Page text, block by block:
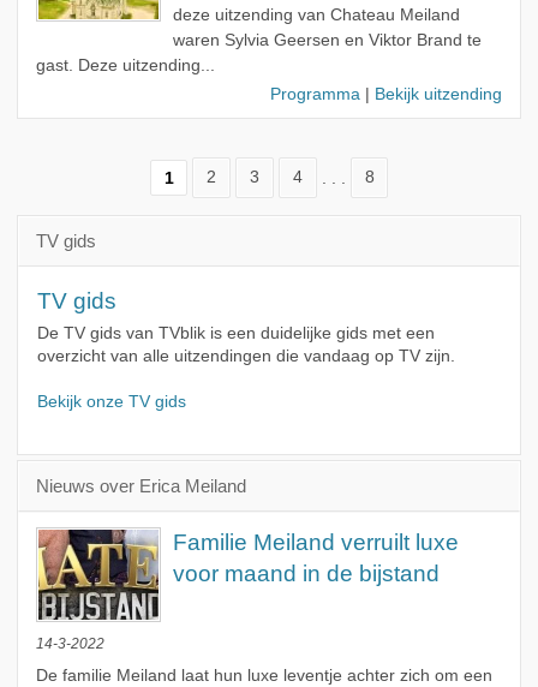
deze uitzending van Chateau Meiland
waren Sylvia Geersen en Viktor Brand te
gast. Deze uitzending...
Programma | Bekijk uitzending
1 2 3 4 8
TV gids
TV gids
De TV gids van TVblik is een duidelijke gids met een
overzicht van alle uitzendingen die vandaag op TV zijn.
Bekijk onze TV gids
Nieuws over Erica Meiland
Familie Meiland verruilt luxe
voor maand in de bijstand
14-3-2022
De familie Meiland laat hun luxe leventje achter zich om een